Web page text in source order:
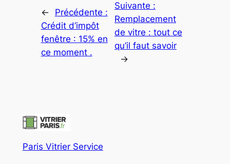
←
Précédente :
Crédit d’impôt
fenêtre : 15% en
ce moment .
Suivante :
Remplacement
de vitre : tout ce
qu’il faut savoir
→
Paris Vitrier Service